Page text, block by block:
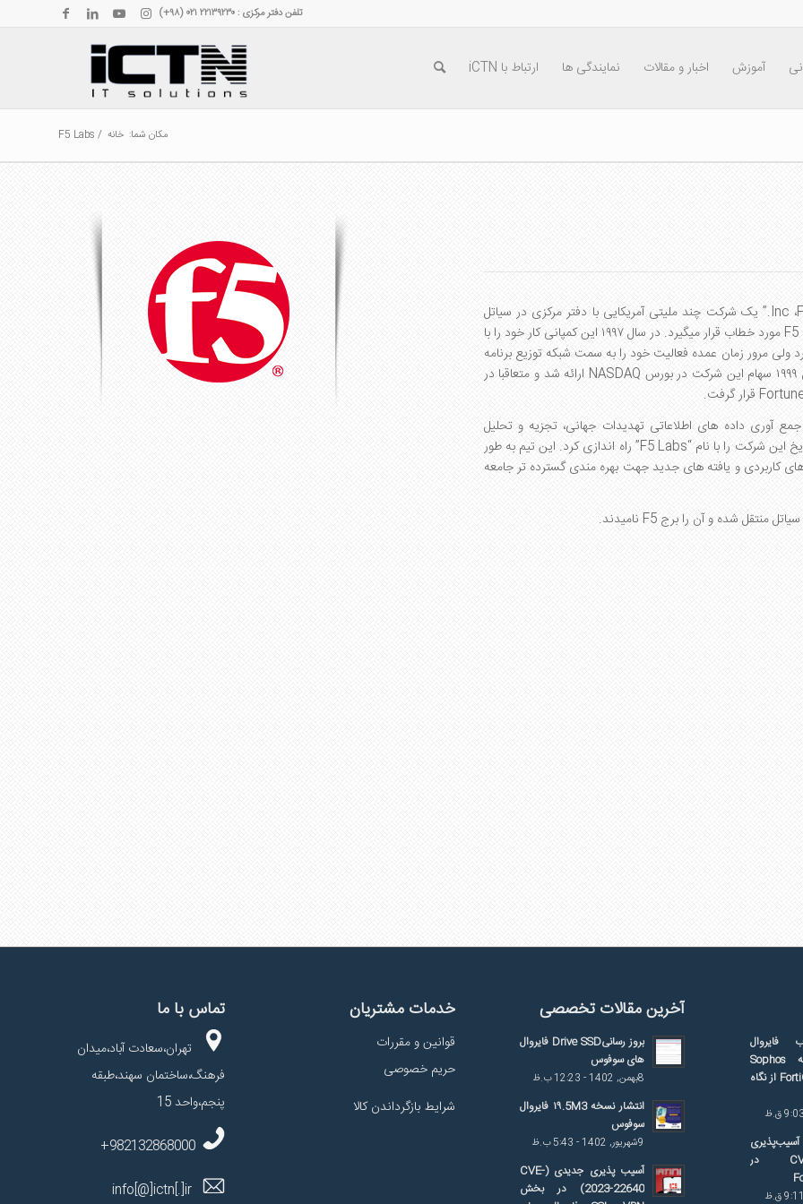
تلفن دفتر مرکزی : ۲۲۱۳۹۲۳۰ ۰۲۱ (۹۸+)
آموزش اخبار و مقالات نمایندگی ها ارتباط با iCTN
مکان شما: خانه /
F5 Labs
، Inc.” یک شرکت چند ملیتی آمریکایی با دفتر مرکزی در سیاتل
F5
مورد خطاب قرار میگیرد. در سال ۱۹۹۷ این کمپانی کار خود را با
ولی مرور زمان عمده فعالیت خود را به سمت شبکه توزیع برنامه
NASDAQ ارائه شد و متعاقبا در
قرار گرفت.
آوری داده های اطلاعاتی تهدیدات جهانی، تجزیه و تحلیل
این شرکت را با نام “F5 Labs” راه اندازی کرد. این تیم به طور
کاربردی و یافته های جدید جهت بهره مندی گسترده تر جامعه
F5 نامیدند.
فایروال
سازمانی؛ مقایسه Sophos
Firewall و FortiGate از نگاه
آسیب‌پذیری
CVE-2026-24858 در
آخرین مقالات تخصصی
بروز رسانیDrive SSD فایروال
های سوفوس
8بهمن, 1402 - 12:23 ب.ظ
انتشار نسخه ۱۹.5M3 فایروال
سوفوس
9شهریور, 1402 - 5:43 ب.ظ
آسیب پذیری جدیدی (CVE-
2023-22640) در بخش
خدمات مشتریان
قوانین و مقررات
حریم خصوصی
شرایط بازگرداندن کالا
تماس با ما
تهران،سعادت آباد،میدان
فرهنگ،ساختمان سهند،طبقه
پنجم،واحد 15